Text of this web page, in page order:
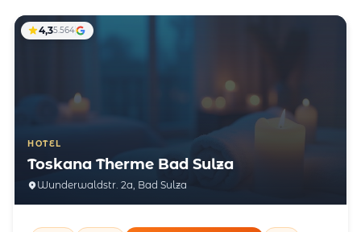
HOTEL
Toskana Therme Bad Sulza
Wunderwaldstr. 2a, Bad Sulza
4,35.564